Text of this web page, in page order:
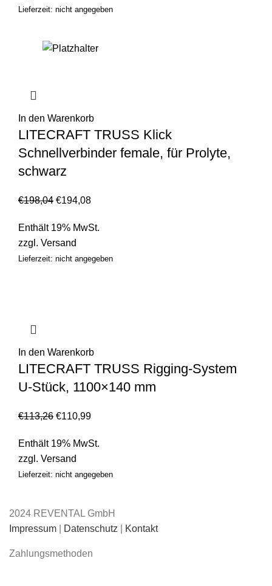
Lieferzeit: nicht angegeben
In den Warenkorb
LITECRAFT TRUSS Klick
Schnellverbinder female, für Prolyte,
schwarz
€198,04 €194,08
Enthält 19% MwSt.
zzgl. Versand
Lieferzeit: nicht angegeben
In den Warenkorb
LITECRAFT TRUSS Rigging-System
U-Stück, 1100×140 mm
€113,26 €110,99
Enthält 19% MwSt.
zzgl. Versand
Lieferzeit: nicht angegeben
2024 REVENTAL GmbH
Impressum
Datenschutz Kontakt
Zahlungsmethoden